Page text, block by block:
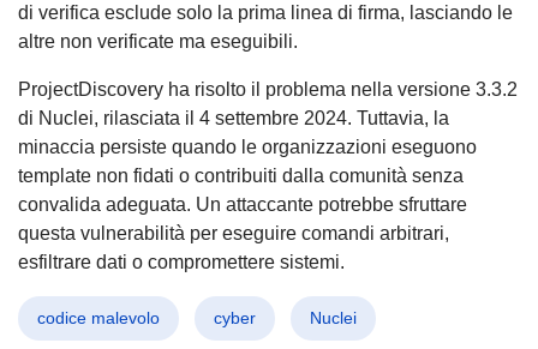
di verifica esclude solo la prima linea di firma, lasciando le
altre non verificate ma eseguibili.
ProjectDiscovery ha risolto il problema nella versione 3.3.2
di Nuclei, rilasciata il 4 settembre 2024. Tuttavia, la
minaccia persiste quando le organizzazioni eseguono
template non fidati o contribuiti dalla comunità senza
convalida adeguata. Un attaccante potrebbe sfruttare
questa vulnerabilità per eseguire comandi arbitrari,
esfiltrare dati o compromettere sistemi.
codice malevolo cyber Nuclei